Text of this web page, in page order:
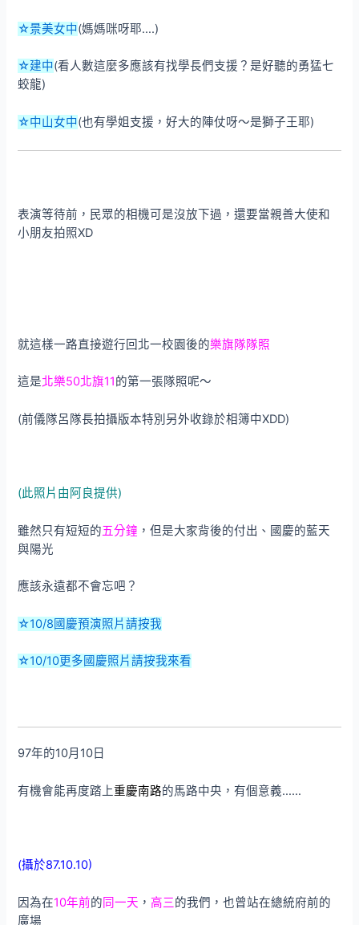
☆景美女中(媽媽咪呀耶….)
☆建中(看人數這麼多應該有找學長們支援？是好聽的勇猛七
蛟龍)
☆中山女中(也有學姐支援，好大的陣仗呀～是獅子王耶)
表演等待前，民眾的相機可是沒放下過，還要當親善大使和
小朋友拍照XD
就這樣一路直接遊行回北一校園後的樂旗隊隊照
這是北樂50北旗11的第一張隊照呢～
(前儀隊呂隊長拍攝版本特別另外收錄於相簿中XDD)
(此照片由阿良提供)
雖然只有短短的五分鐘 ，但是大家背後的付出、國慶的藍天
與陽光
應該永遠都不會忘吧？
☆10/8國慶預演照片請按我
☆10/10更多國慶照片請按我來看
97年的10月10日
有機會能再度踏上重慶南路的馬路中央，有個意義……
(攝於87.10.10)
因為在10年前的同一天 ，高三的我們，也曾站在總統府前的
廣場